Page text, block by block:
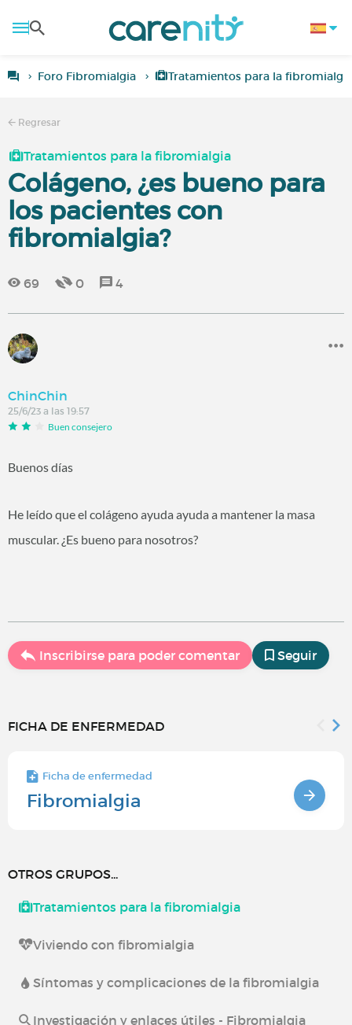
Foro Fibromialgia Tratamientos para la fibromialgia
Regresar
Tratamientos para la fibromialgia
Colágeno, ¿es bueno para
los pacientes con
fibromialgia?
69 0 4
ChinChin
25/6/23 a las 19:57
Buen consejero
Buenos días
He leído que el colágeno ayuda ayuda a mantener la masa
muscular. ¿Es bueno para nosotros?
Inscribirse para poder comentar Seguir
FICHA DE ENFERMEDAD
Ficha de enfermedad
Fibromialgia
OTROS GRUPOS...
Tratamientos para la fibromialgia
Viviendo con fibromialgia
Síntomas y complicaciones de la fibromialgia
Investigación y enlaces útiles - Fibromialgia